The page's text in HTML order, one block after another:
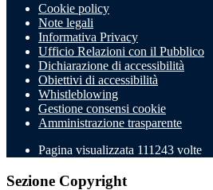
Cookie policy
Note legali
Informativa Privacy
Ufficio Relazioni con il Pubblico
Dichiarazione di accessibilità
Obiettivi di accessibilità
Whistleblowing
Gestione consensi cookie
Amministrazione trasparente
Pagina visualizzata 111243 volte
Sezione Copyright